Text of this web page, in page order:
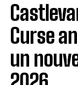
Curse
un